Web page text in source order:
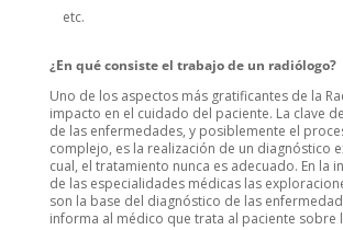
etc.
¿En qué consiste el trabajo de un radiólogo?
Uno de los aspectos más gratificantes de la
impacto en el cuidado del paciente. La clave
de las enfermedades, y posiblemente el
complejo, es la realización de un diagnóstico
cual, el tratamiento nunca es adecuado. En la
de las especialidades médicas las
son la base del diagnóstico de las
informa al médico que trata al paciente sobre